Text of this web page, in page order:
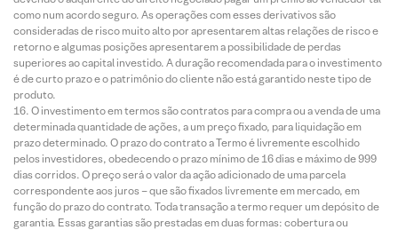
como num acordo seguro. As operações com esses derivativos são
consideradas de risco muito alto por apresentarem altas relações de risco e
retorno e algumas posições apresentarem a possibilidade de perdas
superiores ao capital investido. A duração recomendada para o investimento
é de curto prazo e o patrimônio do cliente não está garantido neste tipo de
produto.
O investimento em termos são contratos para compra ou a venda de uma
determinada quantidade de ações, a um preço fixado, para liquidação em
prazo determinado. O prazo do contrato a Termo é livremente escolhido
pelos investidores, obedecendo o prazo mínimo de 16 dias e máximo de 999
dias corridos. O preço será o valor da ação adicionado de uma parcela
correspondente aos juros – que são fixados livremente em mercado, em
função do prazo do contrato. Toda transação a termo requer um depósito de
garantia. Essas garantias são prestadas em duas formas: cobertura ou